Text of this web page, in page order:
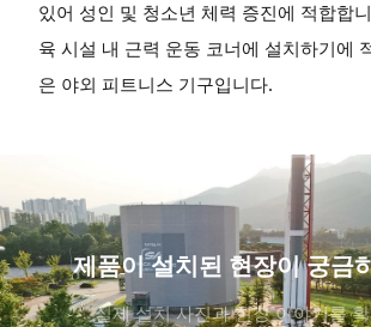
있어 성인 및 청소년 체력 증진에 적합합
육 시설 내 근력 운동 코너에 설치하기에
은 야외 피트니스 기구입니다.
제품이 설치된 현장이 궁금
실제 설치 사진과 현장 이야기를